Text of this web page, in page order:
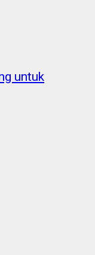
untuk